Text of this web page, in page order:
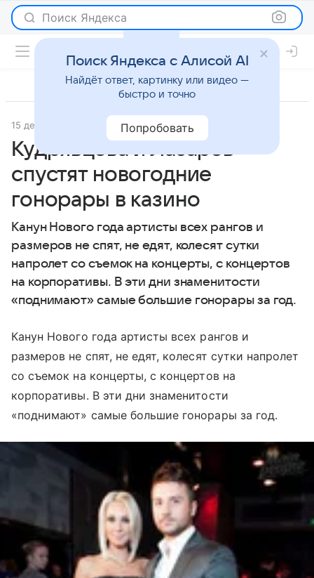
Поиск Яндекса
15 декабря 2011 Светская жизнь
Кудрявцева и Лазарев
спустят новогодние
гонорары в казино
Канун Нового года артисты всех рангов и
размеров не спят, не едят, колесят сутки
напролет со съемок на концерты, с концертов
на корпоративы. В эти дни знаменитости
«поднимают» самые большие гонорары за год.
Канун Нового года артисты всех рангов и
размеров не спят, не едят, колесят сутки напролет
со съемок на концерты, с концертов на
корпоративы. В эти дни знаменитости
«поднимают» самые большие гонорары за год.
Поиск Яндекса с Алисой AI
Найдёт ответ, картинку или видео —
быстро и точно
Попробовать